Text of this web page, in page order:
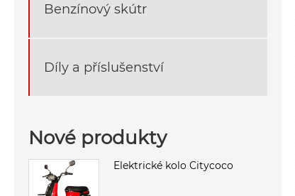
Benzínový skútr
Díly a příslušenství
Nové produkty
Elektrické kolo Citycoco